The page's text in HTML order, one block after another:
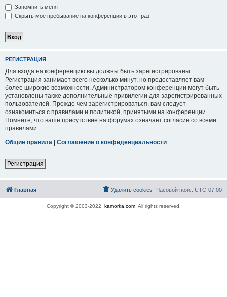
Запомнить меня
Скрыть моё пребывание на конференции в этот раз
РЕГИСТРАЦИЯ
Для входа на конференцию вы должны быть зарегистрированы.
Регистрация занимает всего несколько минут, но предоставляет вам
более широкие возможности. Администратором конференции могут быть
установлены также дополнительные привилегии для зарегистрированных
пользователей. Прежде чем зарегистрироваться, вам следует
ознакомиться с правилами и политикой, принятыми на конференции.
Помните, что ваше присутствие на форумах означает согласие со всеми
правилами.
Общие правила | Соглашение о конфиденциальности
Регистрация
Главная Часовой пояс: UTC-07:00
Удалить cookies
Copyright © 2003-2022, kamorka.com. All rights reserved.